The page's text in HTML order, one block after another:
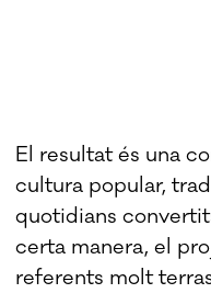
El resultat és una
cultura popular,
quotidians
certa manera, el
referents molt